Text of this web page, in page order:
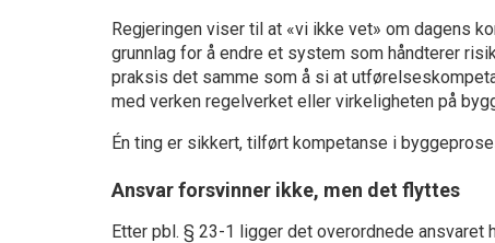
Regjeringen viser til at «vi ikke vet» om dagens
grunnlag for å endre et system som håndterer
praksis det samme som å si at
med verken regelverket eller virkeligheten på
Én ting er sikkert, tilført kompetanse i
Ansvar forsvinner ikke, men det flyttes
Etter pbl. § 23-1 ligger det overordnede